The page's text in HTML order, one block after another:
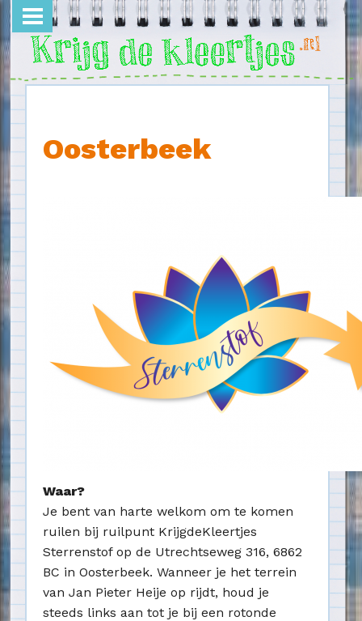
Overslaan en naar de inhoud gaan
Oosterbeek
Waar?
Je bent van harte welkom om te komen
ruilen bij ruilpunt KrijgdeKleertjes
Sterrenstof op de Utrechtseweg 316, 6862
BC in Oosterbeek. Wanneer je het terrein
van Jan Pieter Heije op rijdt, houd je
steeds links aan tot je bij een rotonde